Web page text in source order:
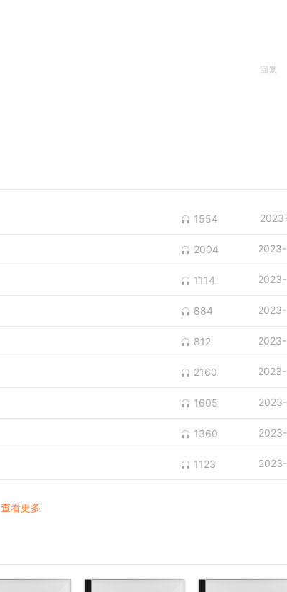
回复
1554
2004
1114
884
812
2160
1605
1360
1123
查看更多